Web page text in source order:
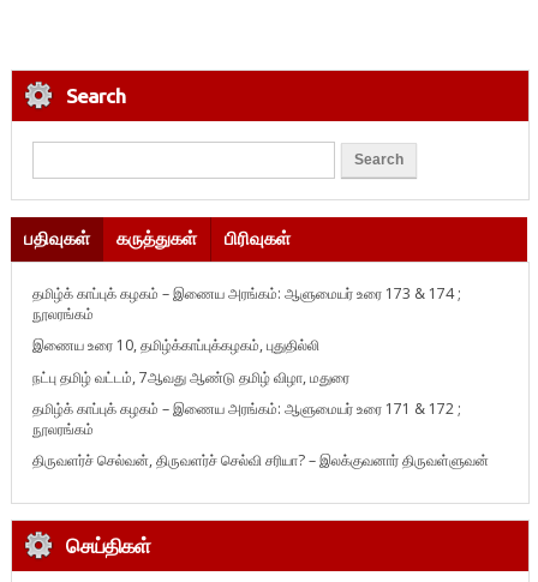
Search
பதிவுகள் கருத்துகள் பிரிவுகள்
தமிழ்க் காப்புக் கழகம் – இணைய அரங்கம்: ஆளுமையர் உரை 173 & 174 ;
நூலரங்கம்
இணைய உரை 10, தமிழ்க்காப்புக்கழகம், புதுதில்லி
நட்பு தமிழ் வட்டம், 7ஆவது ஆண்டு தமிழ் விழா, மதுரை
தமிழ்க் காப்புக் கழகம் – இணைய அரங்கம்: ஆளுமையர் உரை 171 & 172 ;
நூலரங்கம்
திருவளர்ச் செல்வன், திருவளர்ச் செல்வி சரியா? – இலக்குவனார் திருவள்ளுவன்
செய்திகள்